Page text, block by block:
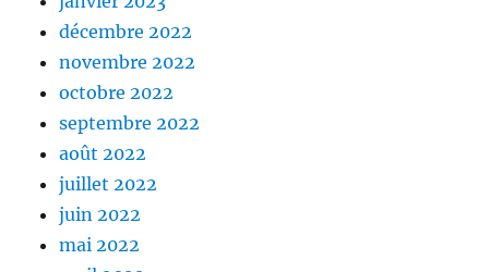
décembre 2022
novembre 2022
octobre 2022
septembre 2022
août 2022
juillet 2022
juin 2022
mai 2022